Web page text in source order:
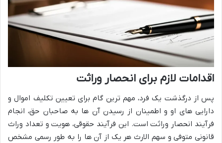
اقدامات لازم برای انحصار وراثت
پس از درگذشت یک فرد، مهم ترین گام برای تعیین تکلیف اموال و
دارایی های او و اطمینان از رسیدن آن ها به صاحبان حق، انجام
فرآیند انحصار وراثت است. این فرآیند حقوقی، هویت و تعداد وراث
قانونی متوفی و سهم الارث هر یک از آن ها را به طور رسمی مشخص